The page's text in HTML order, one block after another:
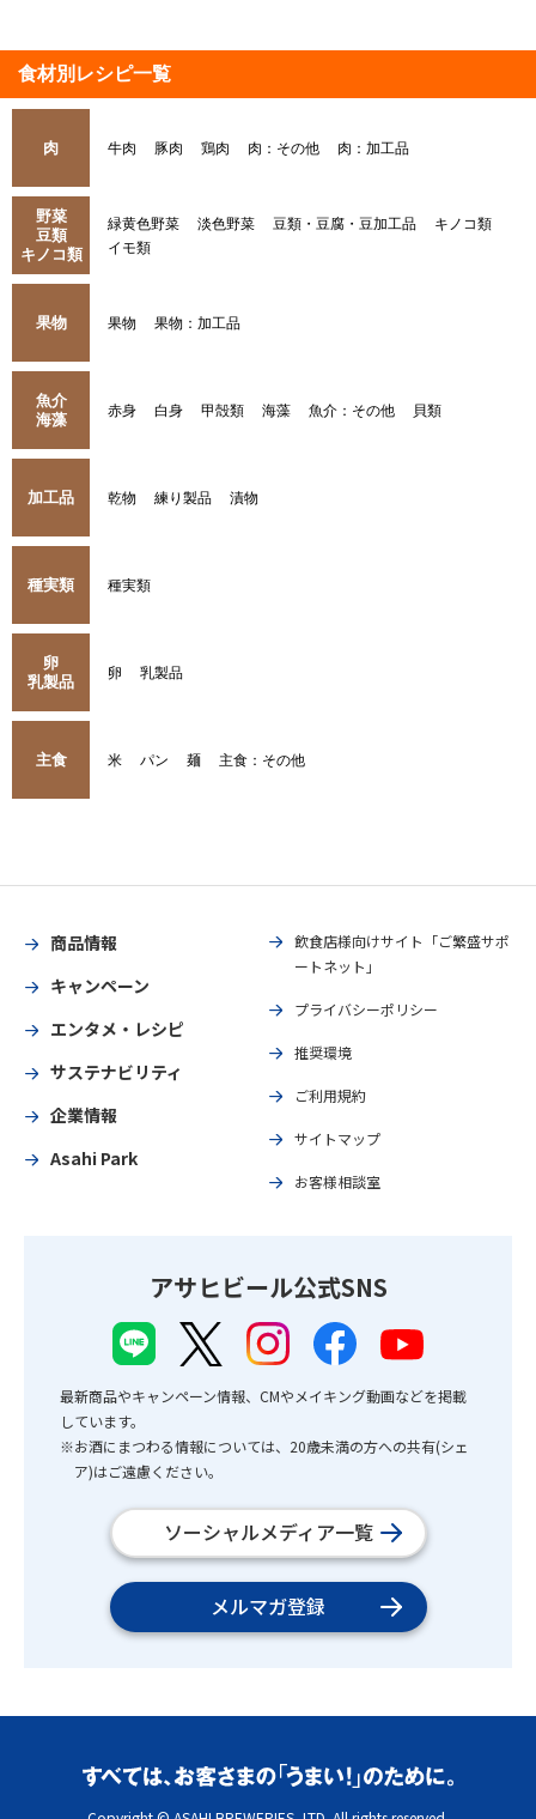
食材別レシピ一覧
肉 牛肉 豚肉 鶏肉 肉：その他 肉：加工品
野菜
豆類
キノコ類
緑黄色野菜 淡色野菜 豆類・豆腐・豆加工品
キノコ類
イモ類
果物 果物 果物：加工品
魚介
海藻
赤身 白身 甲殻類 海藻 魚介：その他 貝類
加工品 乾物 練り製品 漬物
種実類 種実類
卵
乳製品
卵 乳製品
主食 米 パン 麺 主食：その他
商品情報
キャンペーン
エンタメ・レシピ
サステナビリティ
企業情報
Asahi Park
飲食店様向けサイト「ご繁盛サポ
ートネット」
プライバシーポリシー
推奨環境
ご利用規約
サイトマップ
お客様相談室
アサヒビール公式SNS
最新商品やキャンペーン情報、CMやメイキング動画などを掲載
しています。
※お酒にまつわる情報については、20歳未満の方への共有(シェ
ア)はご遠慮ください。
ソーシャルメディア一覧
メルマガ登録